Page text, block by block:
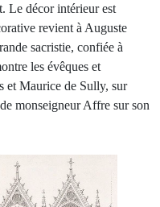
Le décor intérieur est
revient à Auguste
sacristie, confiée à
les évêques et
et Maurice de Sully, sur
monseigneur Affre sur son